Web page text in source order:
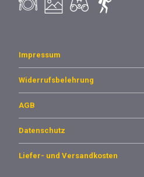
Impressum
Widerrufsbelehrung
AGB
Datenschutz
Liefer- und Versandkosten